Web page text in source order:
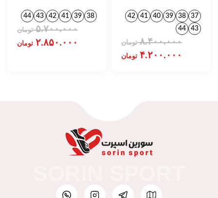
37
38
39
40
41
42
43
44
۸.۴۰۰.۰۰۰ تومان
۴.۲۰۰.۰۰۰ تومان
38
39
41
42
43
44
۵.۷۰۰.۰۰۰ تومان
۲.۸۵۰.۰۰۰ تومان